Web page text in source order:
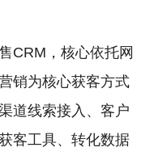
CRM，核心依托网
销为核心获客方式
道线索接入、客户
客工具、转化数据